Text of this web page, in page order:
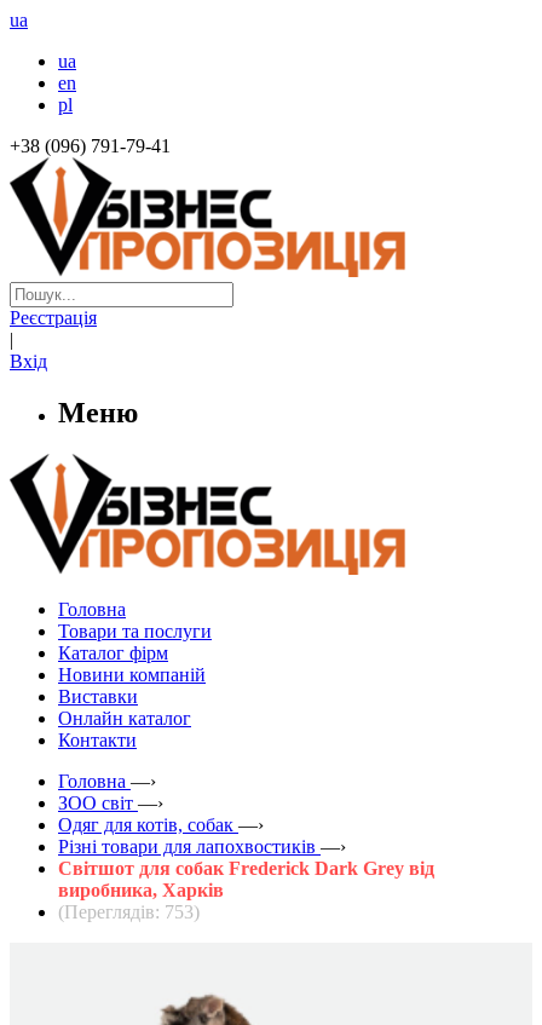
ua
ua
en
pl
+38 (096) 791-79-41
Реєстрація
|
Вхід
Меню
Головна
Товари та послуги
Каталог фірм
Новини компаній
Виставки
Онлайн каталог
Контакти
Головна —›
ЗOO світ —›
Одяг для котів, собак —›
Різні товари для лапохвостиків —›
Світшот для собак Frederick Dark Grey від
виробника, Харків
(Переглядів: 753)